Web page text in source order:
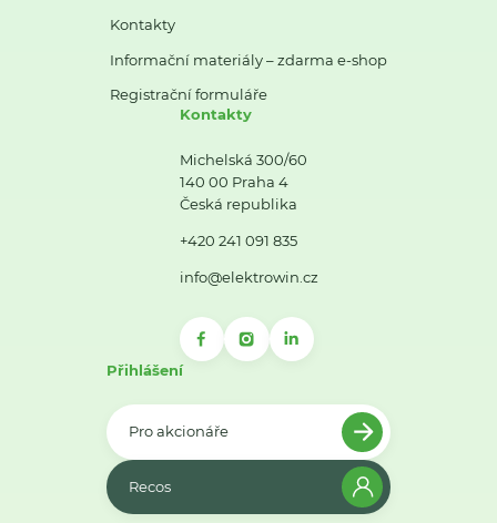
Kontakty
Informační materiály – zdarma e-shop
Registrační formuláře
Kontakty
Michelská 300/60
140 00 Praha 4
Česká republika
+420 241 091 835
info@elektrowin.cz
Přihlášení
Pro akcionáře
Recos